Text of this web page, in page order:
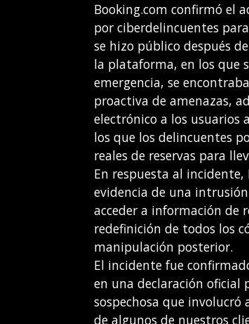
Booking.com confirmó el
por ciberdelincuentes
se hizo público después
la plataforma, en los que
emergencia, se
proactiva de amenazas,
electrónico a los usuarios
los que los delincuentes
reales de reservas para
En respuesta al
evidencia de una
acceder a información de
redefinición de todos los
manipulación posterior.
El incidente fue
en una declaración oficial
sospechosa que
de algunos de nuestros